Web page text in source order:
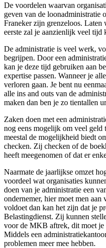
De voordelen waarvan
geven van de loonadministratie
Franeker zijn grenzeloos. Laten
eerste zal je aanzienlijk veel tijd
De administratie is veel werk,
begrijpen. Door een
kan je deze tijd gebruiken aan
expertise passen. Wanneer je
verloren gaan. Je bent nu
alle ins and outs van de
maken dan ben je zo tientallen
Zaken doen met een
nog eens mogelijk om veel geld
meestal de mogelijkheid biedt
checken. Zij checken of de
heeft meegenomen of dat er
Naarmate de jaarlijkse omzet
voordeel wat organisaties
doen van je administratie een
ondernemer, hier moet men aan
voldoet dan kan het zijn dat je
Belastingdienst. Zij kunnen
voor de MKB aftrek, dit moet je
Middels een
problemen meer mee hebben.